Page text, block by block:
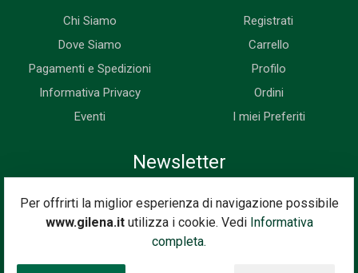
Per offrirti la miglior esperienza di navigazione possibile
www.gilena.itutilizza i cookie. Vedi Informativa
completa.
Chi Siamo
Dove Siamo
Pagamenti e Spedizioni
Informativa Privacy
Eventi
Registrati
Carrello
Profilo
Ordini
I miei Preferiti
Newsletter
Iscriviti subito alla nostra newsletter. Riceverai prima di tutti le
novità, le offerte, i prossimi eventi...